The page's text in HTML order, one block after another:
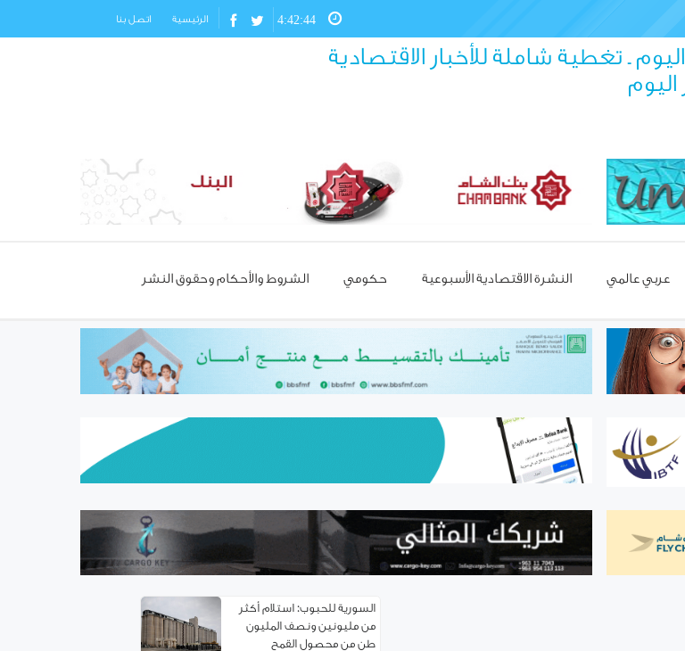
4:42:45 الرئيسية اتصل بنا
ـ تغطية شاملة للأخبار الاقتصادية
عربي عالمي النشرة الاقتصادية الأسبوعية حكومي الشروط والأحكام وحقوق النشر
مسؤول تركي: غياب العمالة
الأحذية!
استئناف مرور شاحنات النفط
العراقي عبر حمص
التعاون الاقتصادي
سوريا.. خدمة تأسيس
الشركات إلكترونياً
السورية للحبوب: استلام أكثر
من مليونين ونصف المليون
طن من ‌‏محصول القمح ‏